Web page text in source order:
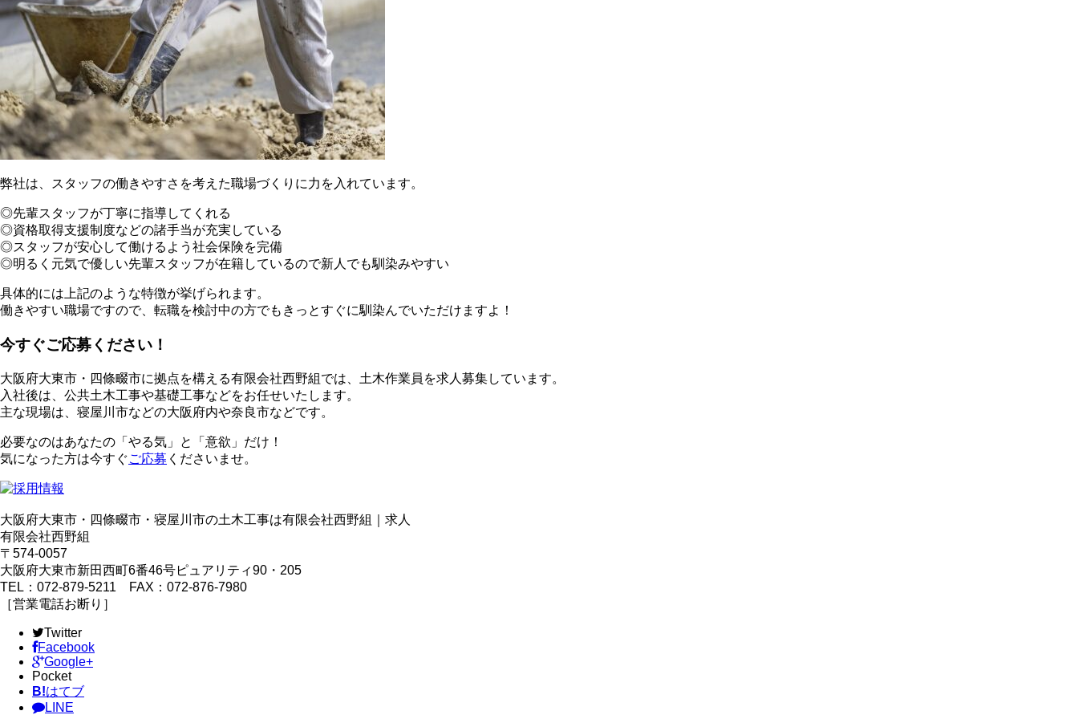
弊社は、スタッフの働きやすさを考えた職場づくりに力を入れています。
◎先輩スタッフが丁寧に指導してくれる
◎資格取得支援制度などの諸手当が充実している
◎スタッフが安心して働けるよう社会保険を完備
◎明るく元気で優しい先輩スタッフが在籍しているので新人でも馴染みやすい
具体的には上記のような特徴が挙げられます。
働きやすい職場ですので、転職を検討中の方でもきっとすぐに馴染んでいただけますよ！
今すぐご応募ください！
大阪府大東市・四條畷市に拠点を構える有限会社西野組では、土木作業員を求人募集しています。
入社後は、公共土木工事や基礎工事などをお任せいたします。
主な現場は、寝屋川市などの大阪府内や奈良市などです。
必要なのはあなたの「やる気」と「意欲」だけ！
気になった方は今すぐご応募 くださいませ。
大阪府大東市・四條畷市・寝屋川市の土木工事は有限会社西野組｜求人
有限会社西野組
〒574-0057
大阪府大東市新田西町6番46号ピュアリティ90・205
TEL：072-879-5211 FAX：072-876-7980
［営業電話お断り］
Twitter
Facebook
Google+
Pocket
B!はてブ
LINE